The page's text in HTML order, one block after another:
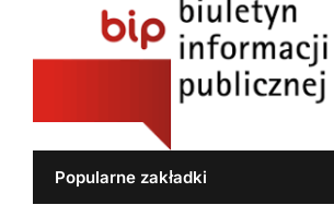
Popularne zakładki